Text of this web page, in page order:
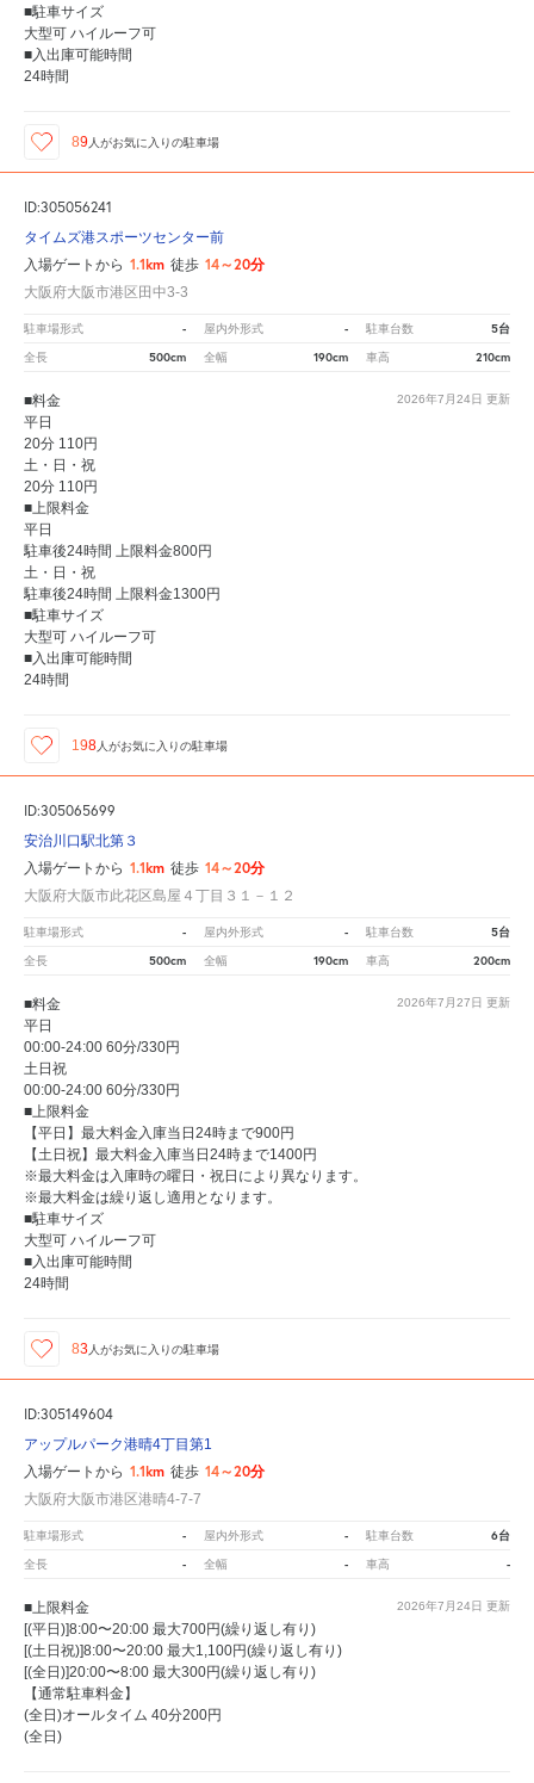
■駐車サイズ
大型可 ハイルーフ可
■入出庫可能時間
24時間
89 人がお気に入りの駐車場
ID:305056241
タイムズ港スポーツセンター前
入場ゲートから 1.1km 徒歩 14～20分
大阪府大阪市港区田中3-3
駐車場形式 - 屋内外形式 - 駐車台数 5台
全長 500cm 全幅 190cm 車高 210cm
2026年7月24日 更新
■料金
平日
20分 110円
土・日・祝
20分 110円
■上限料金
平日
駐車後24時間 上限料金800円
土・日・祝
駐車後24時間 上限料金1300円
■駐車サイズ
大型可 ハイルーフ可
■入出庫可能時間
24時間
198 人がお気に入りの駐車場
ID:305065699
安治川口駅北第３
入場ゲートから 1.1km 徒歩 14～20分
大阪府大阪市此花区島屋４丁目３１－１２
駐車場形式 - 屋内外形式 - 駐車台数 5台
全長 500cm 全幅 190cm 車高 200cm
2026年7月27日 更新
■料金
平日
00:00-24:00 60分/330円
土日祝
00:00-24:00 60分/330円
■上限料金
【平日】最大料金入庫当日24時まで900円
【土日祝】最大料金入庫当日24時まで1400円
※最大料金は入庫時の曜日・祝日により異なります。
※最大料金は繰り返し適用となります。
■駐車サイズ
大型可 ハイルーフ可
■入出庫可能時間
24時間
83 人がお気に入りの駐車場
ID:305149604
アップルパーク港晴4丁目第1
入場ゲートから 1.1km 徒歩 14～20分
大阪府大阪市港区港晴4-7-7
駐車場形式 - 屋内外形式 - 駐車台数 6台
全長 - 全幅 - 車高 -
2026年7月24日 更新
■上限料金
[(平日)]8:00〜20:00 最大700円(繰り返し有り)
[(土日祝)]8:00〜20:00 最大1,100円(繰り返し有り)
[(全日)]20:00〜8:00 最大300円(繰り返し有り)
【通常駐車料金】
(全日)オールタイム 40分200円
(全日)